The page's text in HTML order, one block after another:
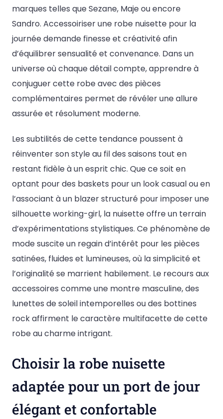
marques telles que Sezane, Maje ou encore
Sandro. Accessoiriser une robe nuisette pour la
journée demande finesse et créativité afin
d’équilibrer sensualité et convenance. Dans un
universe où chaque détail compte, apprendre à
conjuguer cette robe avec des pièces
complémentaires permet de révéler une allure
assurée et résolument moderne.
Les subtilités de cette tendance poussent à
réinventer son style au fil des saisons tout en
restant fidèle à un esprit chic. Que ce soit en
optant pour des baskets pour un look casual ou en
l’associant à un blazer structuré pour imposer une
silhouette working-girl, la nuisette offre un terrain
d’expérimentations stylistiques. Ce phénomène de
mode suscite un regain d’intérêt pour les pièces
satinées, fluides et lumineuses, où la simplicité et
l’originalité se marrient habilement. Le recours aux
accessoires comme une montre masculine, des
lunettes de soleil intemporelles ou des bottines
rock affirment le caractère multifacette de cette
robe au charme intrigant.
Choisir la robe nuisette
adaptée pour un port de jour
élégant et confortable